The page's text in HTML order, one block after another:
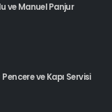
ve Manuel Panjur
ve Kapı Servisi